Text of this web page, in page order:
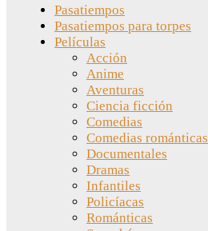
Pasatiempos
Pasatiempos para torpes
Películas
Acción
Anime
Aventuras
Ciencia ficción
Comedias
Comedias románticas
Documentales
Dramas
Infantiles
Policíacas
Románticas